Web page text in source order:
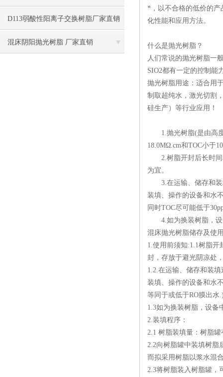
艺
D113弱酸性阳离子交换树脂厂家直销
混床阴阳抛光树脂 厂家直销
*，以不合格的低价的
化性能和应用方法。
什么是抛光树脂？
人们常说的抛光树脂一
SIO2都有一定的控制能
抛光树脂用途：适合用
制取超纯水，激光切割
硅生产）等行业应用！
1.抛光树脂(是由高度
18.0MΩ.cm和TOC小于
2.树脂开封后长时间
为宜。
3.在运输、储存和装
装填、操作的设备和水
同时TOC尽可能低于
4.如为换装树脂，设
混床抛光树脂储存及使
1.使用前须知:1.1树脂
封，存放于避光阴凉处
1.2.在运输、储存和装
装填、操作的设备和水
等同于或低于RO膜出水
1.3如为换装树脂，设备
2.装填程序：
2.1 树脂装填量：树脂
2.2向树脂罐中装填树脂
而拟采用树脂以浆水混
2.3将树脂装入树脂罐，